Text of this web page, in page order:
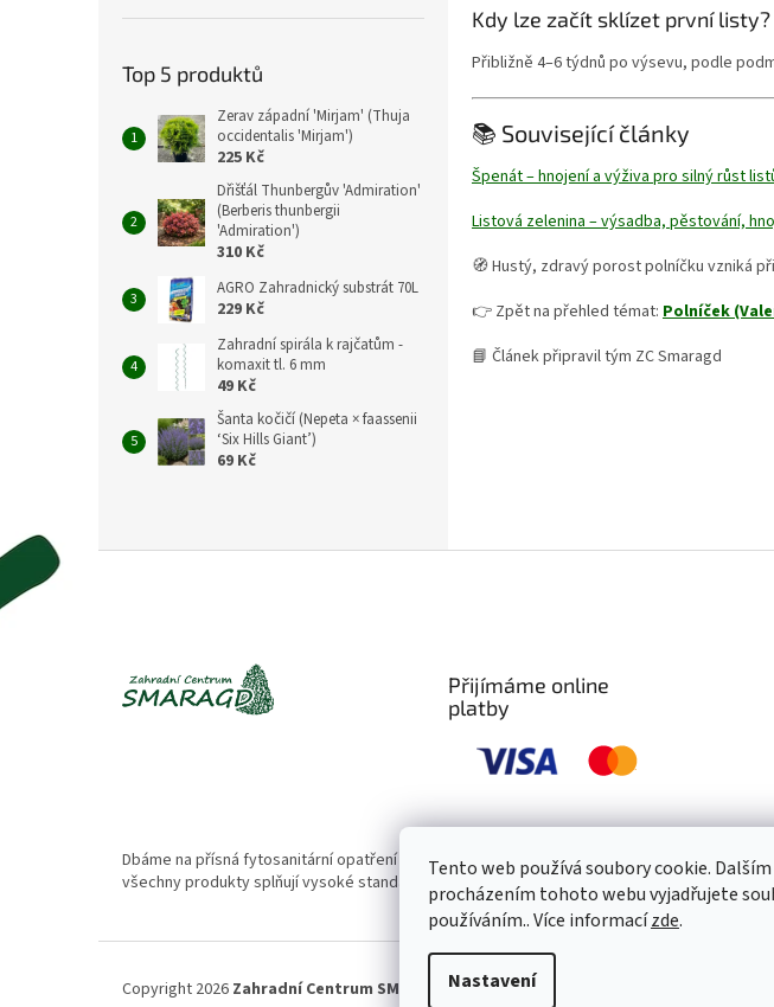
Tento web používá soubory cookie. Dalším
procházením tohoto webu vyjadřujete
používáním.. Více informacízde.
Nastavení
Top 5 produktů
Zerav západní 'Mirjam' (Thuja
occidentalis 'Mirjam')
225 Kč
Dřišťál Thunbergův 'Admiration'
(Berberis thunbergii
'Admiration')
310 Kč
AGRO Zahradnický substrát 70L
229 Kč
Zahradní spirála k rajčatům -
komaxit tl. 6 mm
49 Kč
Šanta kočičí (Nepeta × faassenii
‘Six Hills Giant’)
69 Kč
Kdy lze začít sklízet první listy?
Přibližně 4–6 týdnů po výsevu, podle
📚 Související články
Špenát – hnojení a výživa pro silný růst
Listová zelenina – výsadba, pěstování,
🧭 Hustý, zdravý porost polníčku vzniká
👉 Zpět na přehled témat: Polníček
📘 Článek připravil tým ZC Smaragd
Z
p
Přijímáme online
platby
Dbáme na přísná fytosanitární opatření 🌱. Naše rostliny pravidelně kontrolujeme a
všechny produkty splňují vysoké standardy kvality.
Copyright 2026 Zahradní Centrum SMARAGD. Všechna práva vyhrazena.